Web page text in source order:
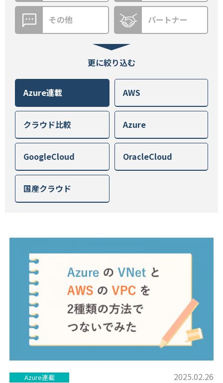
その他 パートナー
Azure連載 AWS
クラウド比較 Azure
GoogleCloud OracleCloud
国産クラウド
Azure連載 2025.02.26